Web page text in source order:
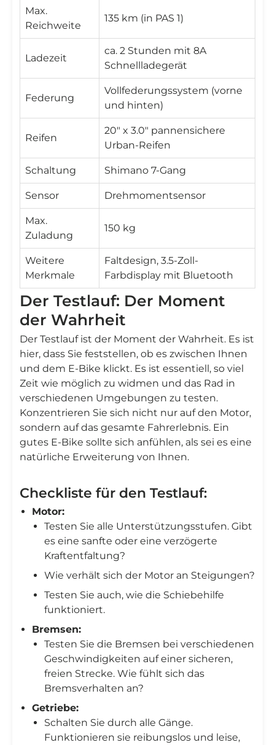
Max.
Reichweite
135 km (in PAS 1)
Ladezeit
ca. 2 Stunden mit 8A
Schnellladegerät
Federung
Vollfederungssystem (vorne
und hinten)
Reifen
20" x 3.0" pannensichere
Urban-Reifen
Schaltung Shimano 7-Gang
Sensor Drehmomentsensor
Max.
Zuladung
150 kg
Weitere
Merkmale
Faltdesign, 3.5-Zoll-
Farbdisplay mit Bluetooth
Der Testlauf: Der Moment
der Wahrheit
Der Testlauf ist der Moment der Wahrheit. Es ist
hier, dass Sie feststellen, ob es zwischen Ihnen
und dem E-Bike klickt. Es ist essentiell, so viel
Zeit wie möglich zu widmen und das Rad in
verschiedenen Umgebungen zu testen.
Konzentrieren Sie sich nicht nur auf den Motor,
sondern auf das gesamte Fahrerlebnis. Ein
gutes E-Bike sollte sich anfühlen, als sei es eine
natürliche Erweiterung von Ihnen.
Checkliste für den Testlauf:
Motor:
Testen Sie alle Unterstützungsstufen. Gibt
es eine sanfte oder eine verzögerte
Kraftentfaltung?
Wie verhält sich der Motor an Steigungen?
Testen Sie auch, wie die Schiebehilfe
funktioniert.
Bremsen:
Testen Sie die Bremsen bei verschiedenen
Geschwindigkeiten auf einer sicheren,
freien Strecke. Wie fühlt sich das
Bremsverhalten an?
Getriebe:
Schalten Sie durch alle Gänge.
Funktionieren sie reibungslos und leise,